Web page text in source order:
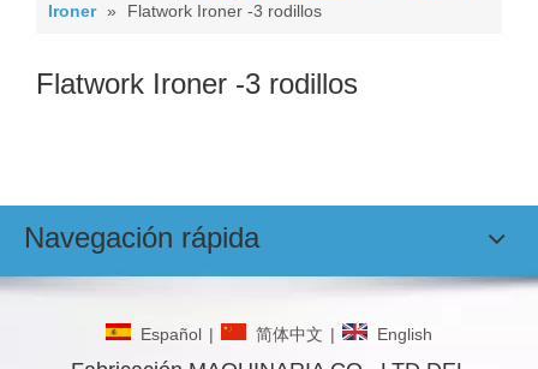
Ironer » Flatwork Ironer -3 rodillos
Flatwork Ironer -3 rodillos
Navegación rápida
Español | 简体中文 | English